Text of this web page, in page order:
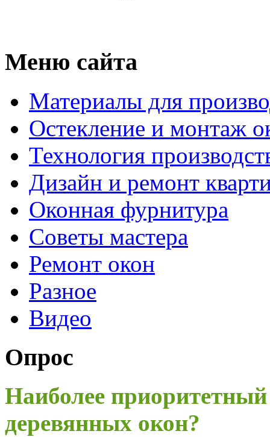
Меню сайта
Материалы для
Остекление и монтаж
Технология
Дизайн и ремонт
Оконная фурнитура
Советы мастера
Ремонт окон
Разное
Видео
Опрос
Наиболее
деревянных окон?